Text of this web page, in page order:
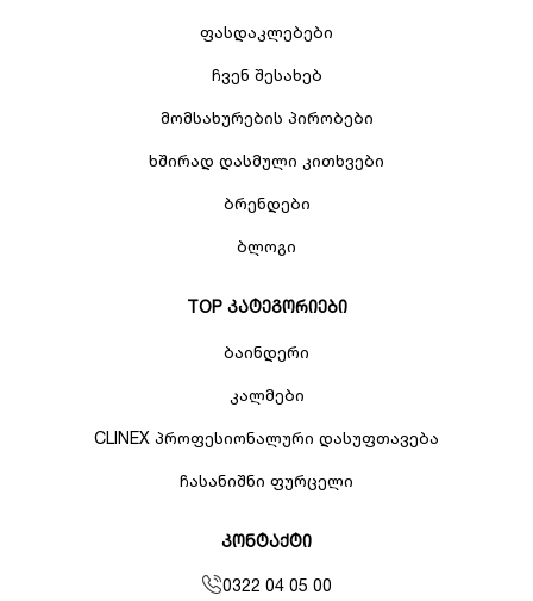
ფასდაკლებები
ჩვენ შესახებ
მომსახურების პირობები
ხშირად დასმული კითხვები
ბრენდები
ბლოგი
TOP კატეგორიები
ბაინდერი
კალმები
CLINEX პროფესიონალური დასუფთავება
ჩასანიშნი ფურცელი
კონტაქტი
0322 04 05 00